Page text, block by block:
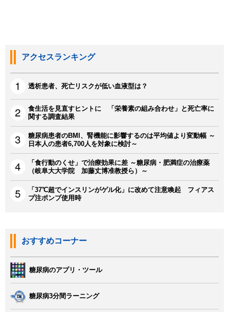
アクセスランキング
透析患者、死亡リスクが低い血液型は？
食生活を見直すヒントに 「栄養素の組み合わせ」と死亡率に
関する調査結果
糖尿病患者のBMI、腎機能に影響するのは平均値より変動幅 ～
日本人の患者6,700人を対象に検討～
「食行動のくせ」で治療効果に差 ～糖尿病・肥満症の治療薬
（岐阜大大学院 加藤丈博准教授ら）～
「37℃超でインスリンがゲル化」に改めて注意喚起 フィアス
プ注ポンプ使用時
おすすめコーナー
糖尿病のアプリ・ツール
糖尿病3分間ラーニング